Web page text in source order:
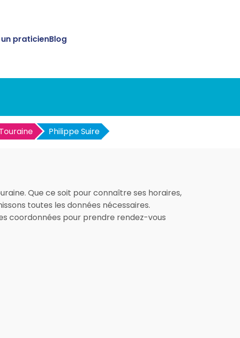
praticienBlog
Philippe Suire
Que ce soit pour connaître ses horaires,
toutes les données nécessaires.
coordonnées pour prendre rendez-vous